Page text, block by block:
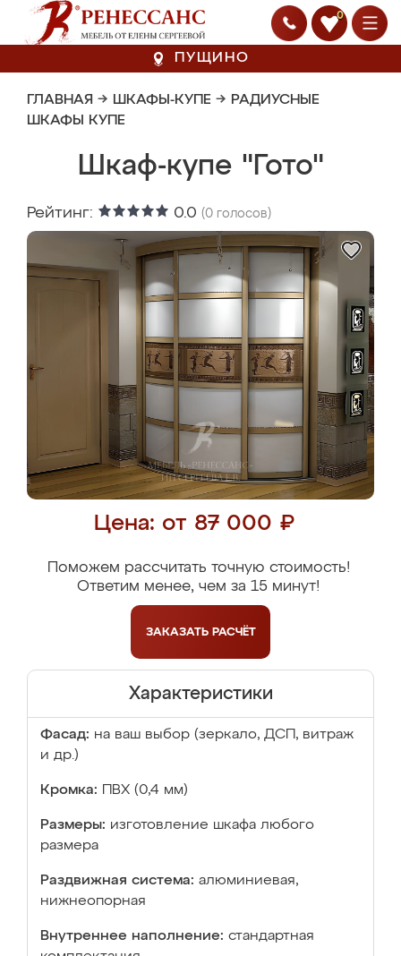
0
ПУЩИНО
ГЛАВНАЯ → ШКАФЫ-КУПЕ → РАДИУСНЫЕ
ШКАФЫ КУПЕ
Шкаф-купе "Гото"
Рейтинг: 0.0 (0 голосов)
Цена: от 87 000 ₽
Поможем рассчитать точную стоимость!
Ответим менее, чем за 15 минут!
ЗАКАЗАТЬ РАСЧЁТ
Характеристики
Фасад: на ваш выбор (зеркало, ДСП, витраж
и др.)
Кромка: ПВХ (0,4 мм)
Размеры: изготовление шкафа любого
размера
Раздвижная система: алюминиевая,
нижнеопорная
Внутреннее наполнение: стандартная